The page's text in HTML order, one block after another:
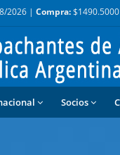
2026 | Compra:
Socios